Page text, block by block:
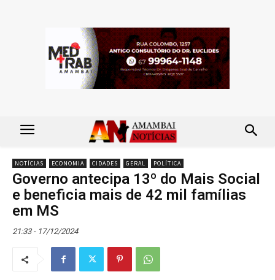
NOTÍCIAS ECONOMIA CIDADES GERAL POLÍTICA
Governo antecipa 13º do Mais Social
e beneficia mais de 42 mil famílias
em MS
21:33 - 17/12/2024